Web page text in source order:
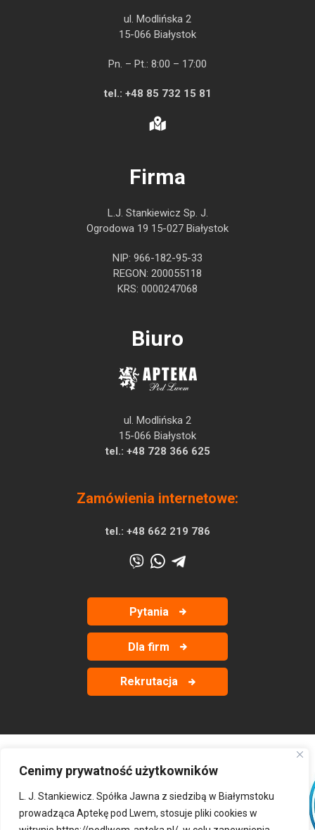
Cenimy prywatność użytkowników
L. J. Stankiewicz. Spółka Jawna z siedzibą w Białymstoku
prowadząca Aptekę pod Lwem, stosuje pliki cookies w
ul. Modlińska 2
15-066 Białystok
Pn. – Pt.: 8:00 – 17:00
tel.: +48 85 732 15 81
Firma
L.J. Stankiewicz Sp. J.
Ogrodowa 19 15-027 Białystok
NIP: 966-182-95-33
REGON: 200055118
KRS: 0000247068
Biuro
ul. Modlińska 2
15-066 Białystok
tel.: +48 728 366 625
Zamówienia internetowe:
tel.: +48 662 219 786
Pytania
Dla firm
Rekrutacja
‹